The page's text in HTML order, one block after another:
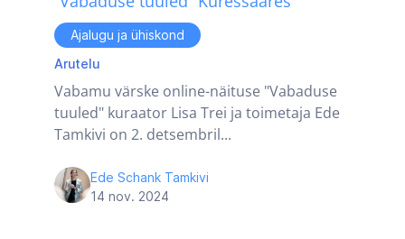
Ajalugu ja ühiskond
Arutelu
Vabamu värske online-näituse "Vabaduse
tuuled" kuraator Lisa Trei ja toimetaja Ede
Tamkivi on 2. detsembril...
Ede Schank Tamkivi
14 nov. 2024